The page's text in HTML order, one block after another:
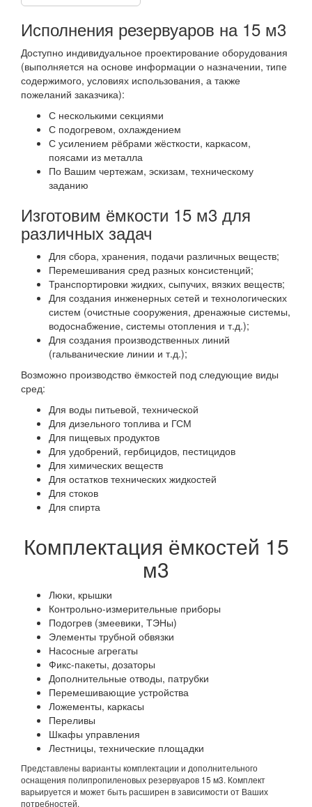
Исполнения резервуаров на 15 м3
Доступно индивидуальное проектирование оборудования
(выполняется на основе информации о назначении, типе
содержимого, условиях использования, а также
пожеланий заказчика):
С несколькими секциями
С подогревом, охлаждением
С усилением рёбрами жёсткости, каркасом,
поясами из металла
По Вашим чертежам, эскизам, техническому
заданию
Изготовим ёмкости 15 м3 для
различных задач
Для сбора, хранения, подачи различных веществ;
Перемешивания сред разных консистенций;
Транспортировки жидких, сыпучих, вязких веществ;
Для создания инженерных сетей и технологических
систем (очистные сооружения, дренажные системы,
водоснабжение, системы отопления и т.д.);
Для создания производственных линий
(гальванические линии и т.д.);
Возможно производство ёмкостей под следующие виды
сред:
Для воды питьевой, технической
Для дизельного топлива и ГСМ
Для пищевых продуктов
Для удобрений, гербицидов, пестицидов
Для химических веществ
Для остатков технических жидкостей
Для стоков
Для спирта
Комплектация ёмкостей 15
м3
Люки, крышки
Контрольно-измерительные приборы
Подогрев (змеевики, ТЭНы)
Элементы трубной обвязки
Насосные агрегаты
Фикс-пакеты, дозаторы
Дополнительные отводы, патрубки
Перемешивающие устройства
Ложементы, каркасы
Переливы
Шкафы управления
Лестницы, технические площадки
Представлены варианты комплектации и дополнительного
оснащения полипропиленовых резервуаров 15 м3. Комплект
варьируется и может быть расширен в зависимости от Ваших
потребностей.